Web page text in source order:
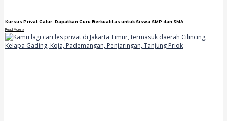
Kursus Privat Galur: Dapatkan Guru Berkualitas untuk Siswa SMP dan SMA
Read More »